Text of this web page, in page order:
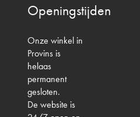
Openingstijden
Onze winkel in
Provins is
helaas
permanent
gesloten.
De website is